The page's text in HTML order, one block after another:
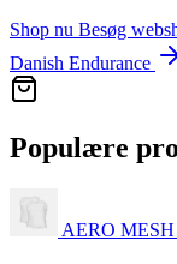
Shop nu Besøg
Danish Endurance
Populære
AERO